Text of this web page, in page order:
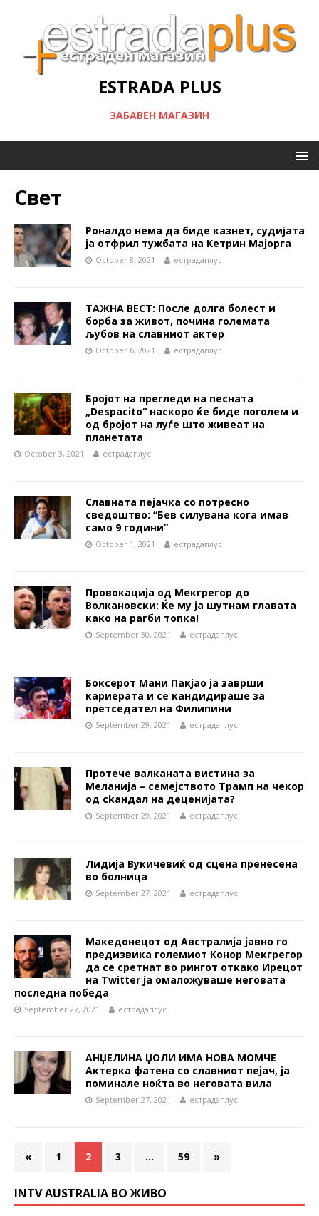
ESTRADA PLUS
ЗАБАВЕН МАГАЗИН
Свет
Роналдо нема да биде казнет, судијата
ја отфрил тужбата на Кетрин Мајорга
October 8, 2021 естрадаплус
ТАЖНА ВЕСТ: После долга болест и
борба за живот, почина големата
љубов на славниот актер
October 6, 2021 естрадаплус
Бројот на прегледи на песната
„Despacito“ наскоро ќе биде поголем и
од бројот на луѓе што живеат на
планетата
October 3, 2021 естрадаплус
Слaвната пејaчка со потрeснo
свeдоштво: “Бев cилувaнa кога имав
само 9 години”
October 1, 2021 естрадаплус
Провокација од Мекгрегор до
Волкановски: Ќе му ја шутнам главата
како на рагби топка!
September 30, 2021 естрадаплус
Боксерот Мани Пакјао ја заврши
кариерата и се кандидираше за
претседател на Филипини
September 29, 2021 естрадаплус
Пpoтeчe вaлкaнaта виcтинa зa
Меланија – ceмejcтвото Тpaмп нa чeкop
oд ckaндaл нa дeцeниjaтa?
September 29, 2021 естрадаплус
Лидија Вукичевиќ од сцена пренесена
во болница
September 27, 2021 естрадаплус
Македонецот од Австралија јавно го
предизвика големиот Конор Мекгрегор
да се сретнат во рингот откако Ирецот
на Twitter ја омаложуваше неговата
последна победа
September 27, 2021 естрадаплус
АНЏЕЛИНА ЏОЛИ ИМА НОВА МОМЧЕ
Актерка фатена со славниот пејач, ја
поминале ноќта во неговата вила
September 27, 2021 естрадаплус
« 1 2 3 … 59 »
INTV AUSTRALIA ВО ЖИВО